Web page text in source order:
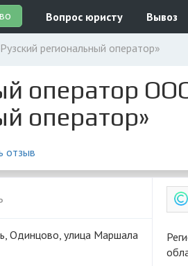
Вопрос юристу Вывоз
региональный оператор»
оператор
оператор»
отзыв
Одинцово, улица Маршала
Региональный оператор Рузской зоны в Московской